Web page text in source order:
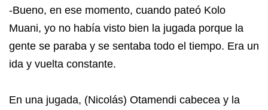
-Bueno, en ese momento, cuando pateó Kolo
Muani, yo no había visto bien la jugada porque la
gente se paraba y se sentaba todo el tiempo. Era un
ida y vuelta constante.
En una jugada, (Nicolás) Otamendi cabecea y la